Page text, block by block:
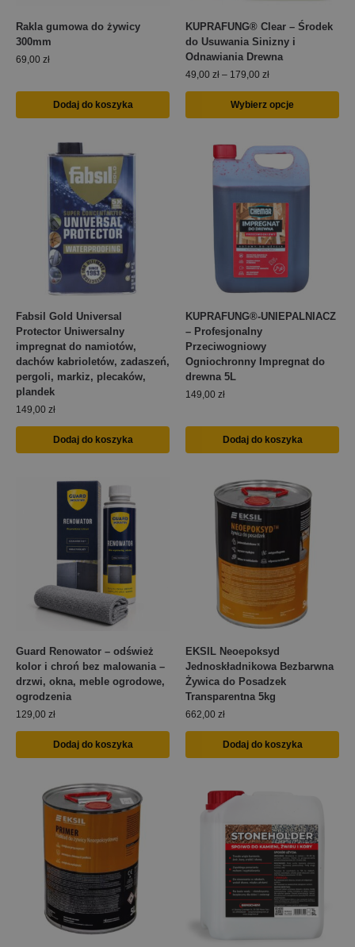
Rakla gumowa do żywicy
300mm
69,00 zł
Dodaj do koszyka
KUPRAFUNG® Clear – Środek
do Usuwania Sinizny i
Odnawiania Drewna
49,00 zł – 179,00 zł
Wybierz opcje
Fabsil Gold Universal
Protector Uniwersalny
impregnat do namiotów,
dachów kabrioletów, zadaszeń,
pergoli, markiz, plecaków,
plandek
149,00 zł
Dodaj do koszyka
KUPRAFUNG®-UNIEPALNIACZ
– Profesjonalny
Przeciwogniowy
Ogniochronny Impregnat do
drewna 5L
149,00 zł
Dodaj do koszyka
Guard Renowator – odśwież
kolor i chroń bez malowania –
drzwi, okna, meble ogrodowe,
ogrodzenia
129,00 zł
Dodaj do koszyka
EKSIL Neoepoksyd
Jednoskładnikowa Bezbarwna
Żywica do Posadzek
Transparentna 5kg
662,00 zł
Dodaj do koszyka